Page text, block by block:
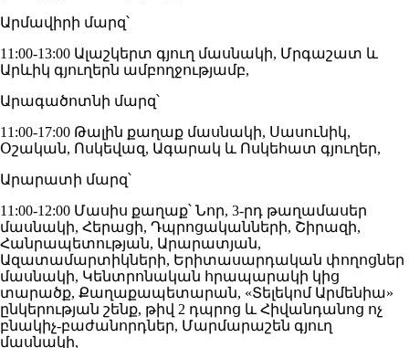
Արմավիրի մարզ՝
11:00-13:00 Ալաշկերտ գյուղ մասնակի, Մրգաշատ և
Արևիկ գյուղերն ամբողջությամբ,
Արագածոտնի մարզ՝
11:00-17:00 Թալին քաղաք մասնակի, Սասունիկ,
Օշական, Ոսկեվազ, Ագարակ և Ոսկեհատ գյուղեր,
Արարատի մարզ՝
11:00-12:00 Մասիս քաղաք՝ Նոր, 3-րդ թաղամասեր
մասնակի, Հերացի, Դպրոցականների, Շիրազի,
Հանրապետության, Արարատյան,
Ազատամարտիկների, Երիտասարդական փողոցներ
մասնակի, Կենտրոնական հրապարակի կից
տարածք, Քաղաքապետարան, «Տելեկոմ Արմենիա»
ընկերության շենք, թիվ 2 դպրոց և Հիվանդանոց ոչ
բնակիչ-բաժանորդներ, Մարմարաշեն գյուղ
մասնակի,